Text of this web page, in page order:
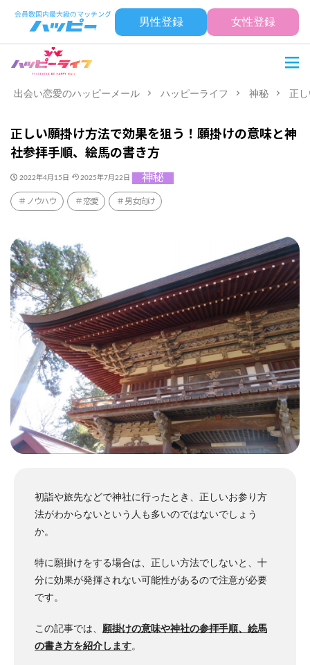
男性登録 女性登録
出会い恋愛のハッピーメール ハッピーライフ 神秘 正
正しい願掛け方法で効果を狙う！願掛けの意味と神
社参拝手順、絵馬の書き方
2022年4月15日 2025年7月22日 神秘
ノウハウ 恋愛 男女向け
初詣や旅先などで神社に行ったとき、正しいお参り方
法がわからないという人も多いのではないでしょう
か。
特に願掛けをする場合は、正しい方法でしないと、十
分に効果が発揮されない可能性があるので注意が必要
です。
この記事では、 願掛けの意味や神社の参拝手順、絵馬
の書き方を紹介します。